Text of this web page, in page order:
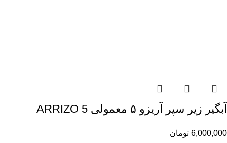
آبگیر زیر سپر آریزو ۵ معمولی ARRIZO 5
6,000,000 تومان